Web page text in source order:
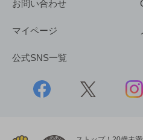
お問い合わせ
マイページ
公式SNS一覧